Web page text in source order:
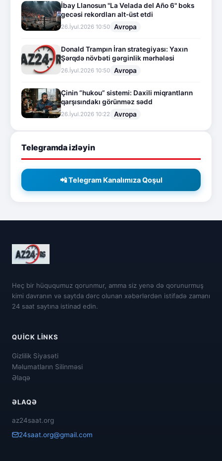
İbay Llanosun "La Velada del Año 6" boks
gecəsi rekordları alt-üst etdi
26.İyul.2026 10:50 Avropa
Donald Trampın İran strategiyası: Yaxın
Şərqdə növbəti gərginlik mərhələsi
26.İyul.2026 10:50 Avropa
Çinin “hukou” sistemi: Daxili miqrantların
qarşısındakı görünməz sədd
26.İyul.2026 10:22 Avropa
Telegramda izləyin
📲 Telegram Kanalımıza Qoşul
Heç bir hüququmuz qorunmur, amma siz yenə də qorunurmuş
kimi davranın və saytda dərc olunan xəbərlərdən istifadə zamanı
24 saat saytına istinad edin.
QUICK LINKS
Gizlilik Siyasəti
Məlumatların Silinməsi
Əlaqə
ƏLAQƏ
az24saat.org
24saat.org@gmail.com